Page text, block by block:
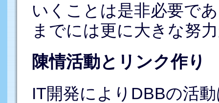
いくことは是非必要で
までには更に大きな努
陳情活動とリンク作り
IT開発によりDBBの活